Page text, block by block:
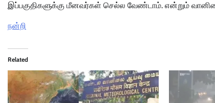
இப்பகுதிகளுக்கு மீனவர்கள் செல்ல வேண்டாம். என்றும்
நன்றி
Related